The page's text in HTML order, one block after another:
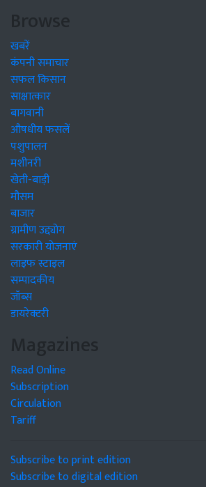
Browse
खबरें
कंपनी समाचार
सफल किसान
साक्षात्कार
बागवानी
औषधीय फसलें
पशुपालन
मशीनरी
खेती-बाड़ी
मौसम
बाजार
ग्रामीण उद्द्योग
सरकारी योजनाएं
लाइफ स्टाइल
सम्पादकीय
जॉब्स
डायरेक्टरी
Magazines
Read Online
Subscription
Circulation
Tariff
Subscribe to print edition
Subscribe to digital edition